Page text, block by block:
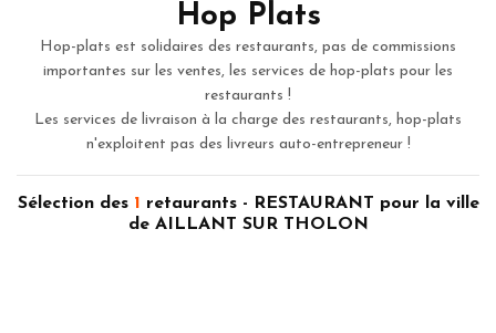
Hop Plats
Hop-plats est solidaires des restaurants, pas de commissions
importantes sur les ventes, les services de hop-plats pour les
restaurants !
Les services de livraison à la charge des restaurants, hop-plats
n'exploitent pas des livreurs auto-entrepreneur !
Sélection des 1 retaurants - RESTAURANT pour la ville
de AILLANT SUR THOLON